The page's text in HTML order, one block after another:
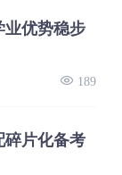
业优势稳步
189
碎片化备考